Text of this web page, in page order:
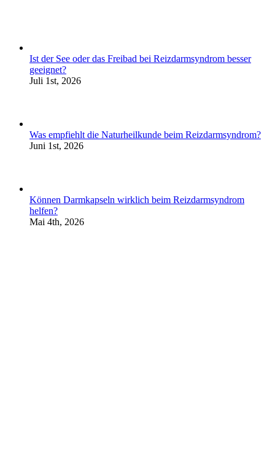
Ist der See oder das Freibad bei Reizdarmsyndrom besser
geeignet?
Juli 1st, 2026
Was empfiehlt die Naturheilkunde beim Reizdarmsyndrom?
Juni 1st, 2026
Können Darmkapseln wirklich beim Reizdarmsyndrom
helfen?
Mai 4th, 2026